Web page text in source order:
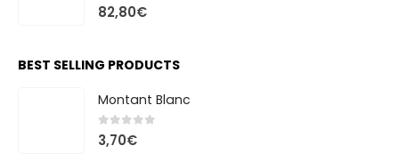
0out of 5
82,80€
BEST SELLING PRODUCTS
Montant Blanc
0out of 5
3,70€